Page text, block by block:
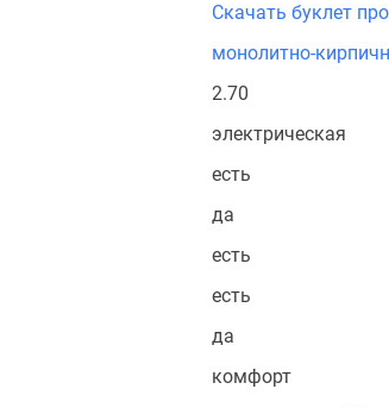
Скачать буклет
монолитно-
2.70
электрическая
есть
да
есть
есть
да
комфорт